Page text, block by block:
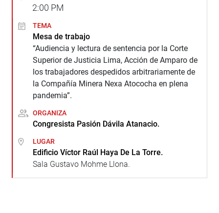
2:00 PM
TEMA
Mesa de trabajo
“Audiencia y lectura de sentencia por la Corte
Superior de Justicia Lima, Acción de Amparo de
los trabajadores despedidos arbitrariamente de
la Compañía Minera Nexa Atococha en plena
pandemia”.
ORGANIZA
Congresista Pasión Dávila Atanacio.
LUGAR
Edificio Víctor Raúl Haya De La Torre.
Sala Gustavo Mohme Llona.